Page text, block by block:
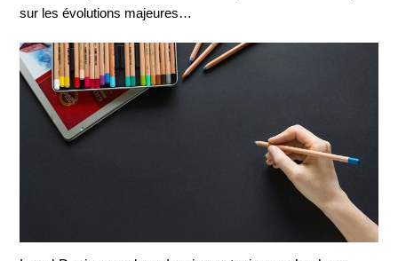
sur les évolutions majeures…